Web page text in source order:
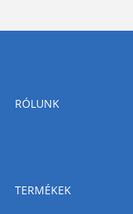
RÓLUNK
TERMÉKEK